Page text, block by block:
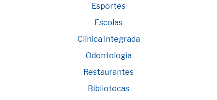
Esportes
Escolas
Clínica integrada
Odontologia
Restaurantes
Bibliotecas